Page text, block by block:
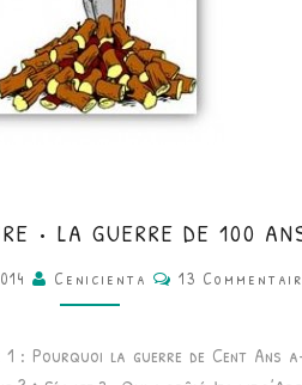
•
HISTOIRE
LA
• LA GUERRE DE 100
Cenicienta Commentaires
13
1 : Pourquoi la guerre de Cent Ans